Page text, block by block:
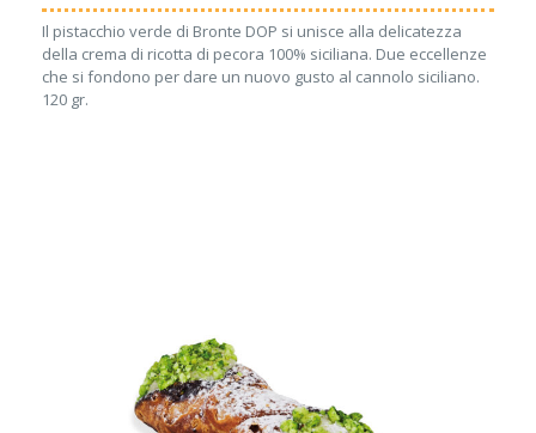
Il pistacchio verde di Bronte DOP si unisce alla delicatezza
della crema di ricotta di pecora 100% siciliana. Due eccellenze
che si fondono per dare un nuovo gusto al cannolo siciliano.
120 gr.